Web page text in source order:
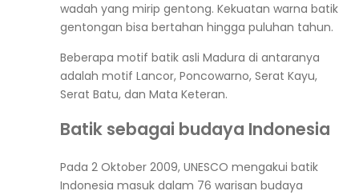
wadah yang mirip gentong. Kekuatan warna batik
gentongan bisa bertahan hingga puluhan tahun.
Beberapa motif batik asli Madura di antaranya
adalah motif Lancor, Poncowarno, Serat Kayu,
Serat Batu, dan Mata Keteran.
Batik sebagai budaya Indonesia
Pada 2 Oktober 2009, UNESCO mengakui batik
Indonesia masuk dalam 76 warisan budaya